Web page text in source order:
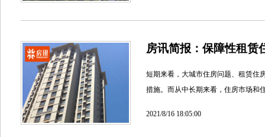
房讯简报：保障性租赁
短期来看，大城市住房问题、租赁住
措施。而从中长期来看，住房市场和
2021/8/16 18:05:00